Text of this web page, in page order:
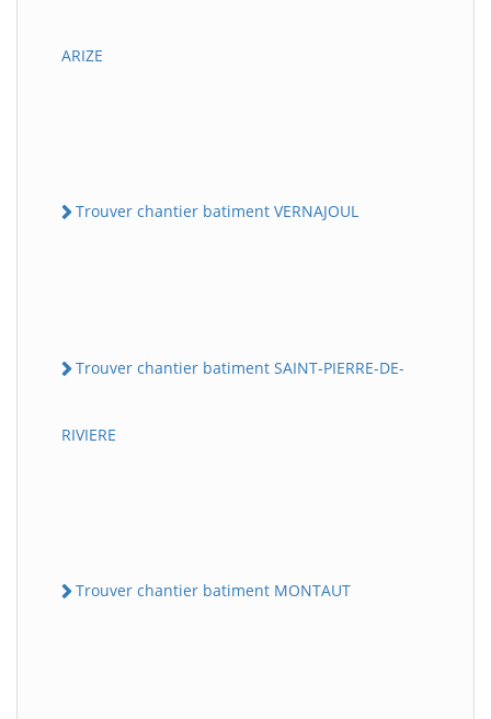
ARIZE
Trouver chantier batiment VERNAJOUL
Trouver chantier batiment SAINT-PIERRE-DE-
RIVIERE
Trouver chantier batiment MONTAUT